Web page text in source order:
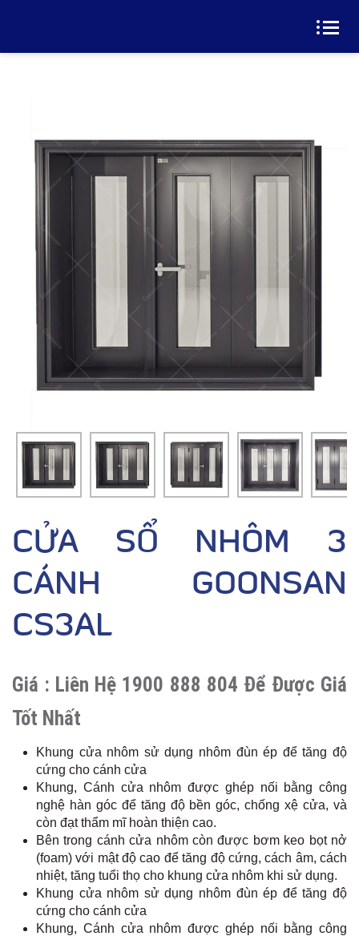
CỬA SỔ NHÔM 3
CÁNH GOONSAN
CS3AL
Giá : Liên Hệ 1900 888 804 Để Được Giá
Tốt Nhất
Khung cửa nhôm sử dụng nhôm đùn ép để tăng độ
cứng cho cánh cửa
Khung, Cánh cửa nhôm được ghép nối bằng công
nghệ hàn góc để tăng độ bền góc, chống xệ cửa, và
còn đạt thẩm mĩ hoàn thiện cao.
Bên trong cánh cửa nhôm còn được bơm keo bọt nở
(foam) với mật độ cao để tăng độ cứng, cách âm, cách
nhiệt, tăng tuổi thọ cho khung cửa nhôm khi sử dụng.
Khung cửa nhôm sử dụng nhôm đùn ép để tăng độ
cứng cho cánh cửa
Khung, Cánh cửa nhôm được ghép nối bằng công